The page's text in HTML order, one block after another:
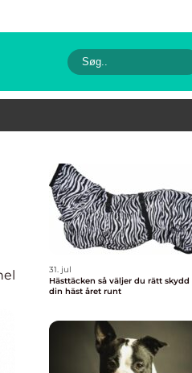
31. jul
Hästtäcken så väljer du rätt skydd för
din häst året runt